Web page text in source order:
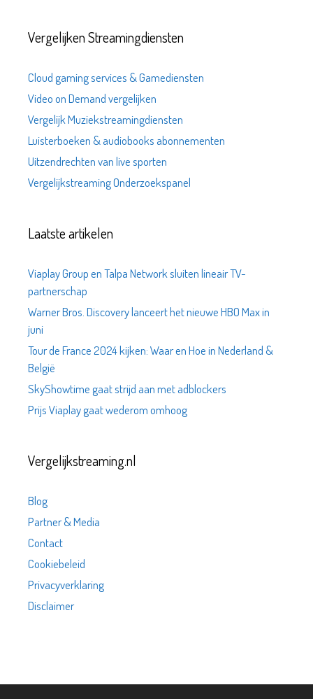
Vergelijken Streamingdiensten
Cloud gaming services & Gamediensten
Video on Demand vergelijken
Vergelijk Muziekstreamingdiensten
Luisterboeken & audiobooks abonnementen
Uitzendrechten van live sporten
Vergelijkstreaming Onderzoekspanel
Laatste artikelen
Viaplay Group en Talpa Network sluiten lineair TV-
partnerschap
Warner Bros. Discovery lanceert het nieuwe HBO Max in
juni
Tour de France 2024 kijken: Waar en Hoe in Nederland &
België
SkyShowtime gaat strijd aan met adblockers
Prijs Viaplay gaat wederom omhoog
Vergelijkstreaming.nl
Blog
Partner & Media
Contact
Cookiebeleid
Privacyverklaring
Disclaimer